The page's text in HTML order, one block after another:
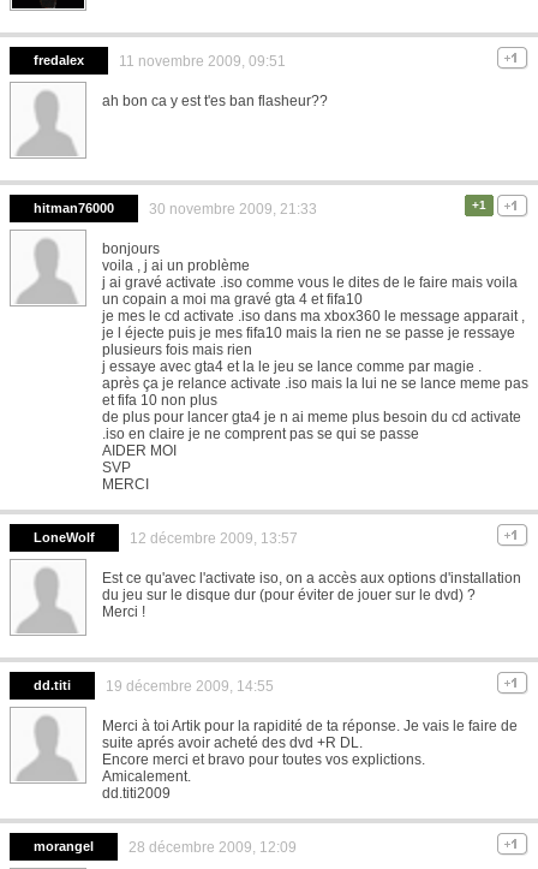
fredalex 11 novembre 2009, 09:51
ah bon ca y est t'es ban flasheur??
hitman76000 30 novembre 2009, 21:33 +1
bonjours
voila , j ai un problème
j ai gravé activate .iso comme vous le dites de le faire mais voila
un copain a moi ma gravé gta 4 et fifa10
je mes le cd activate .iso dans ma xbox360 le message apparait ,
je l éjecte puis je mes fifa10 mais la rien ne se passe je ressaye
plusieurs fois mais rien
j essaye avec gta4 et la le jeu se lance comme par magie .
après ça je relance activate .iso mais la lui ne se lance meme pas
et fifa 10 non plus
de plus pour lancer gta4 je n ai meme plus besoin du cd activate
.iso en claire je ne comprent pas se qui se passe
AIDER MOI
SVP
MERCI
LoneWolf 12 décembre 2009, 13:57
Est ce qu'avec l'activate iso, on a accès aux options d'installation
du jeu sur le disque dur (pour éviter de jouer sur le dvd) ?
Merci !
dd.titi 19 décembre 2009, 14:55
Merci à toi Artik pour la rapidité de ta réponse. Je vais le faire de
suite aprés avoir acheté des dvd +R DL.
Encore merci et bravo pour toutes vos explictions.
Amicalement.
dd.titi2009
morangel 28 décembre 2009, 12:09